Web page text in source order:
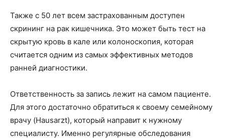
Также с 50 лет всем застрахованным доступен
скрининг на рак кишечника. Это может быть тест на
скрытую кровь в кале или колоноскопия, которая
считается одним из самых эффективных методов
ранней диагностики.
Ответственность за запись лежит на самом пациенте.
Для этого достаточно обратиться к своему семейному
врачу (Hausarzt), который направит к нужному
специалисту. Именно регулярные обследования